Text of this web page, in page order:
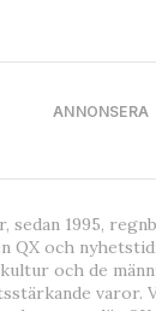
ANNONSERA
sedan 1995,
QX och
och de
varor.